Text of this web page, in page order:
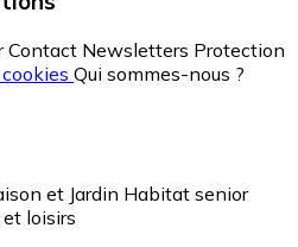
Contact Newsletters Protection
Qui sommes-nous ?
et Jardin Habitat senior
loisirs